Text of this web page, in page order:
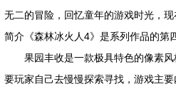
无二的冒险，回忆童年的游戏时光，
简介《森林冰火人4》是系列作品的第
果园丰收是一款极具特色的像素风
要玩家自己去慢慢探索寻找，游戏主